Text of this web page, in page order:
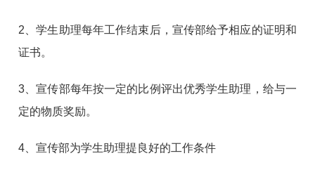
2、学生助理每年工作结束后，宣传部给予相应的证明和
证书。
3、宣传部每年按一定的比例评出优秀学生助理，给与一
定的物质奖励。
4、宣传部为学生助理提良好的工作条件